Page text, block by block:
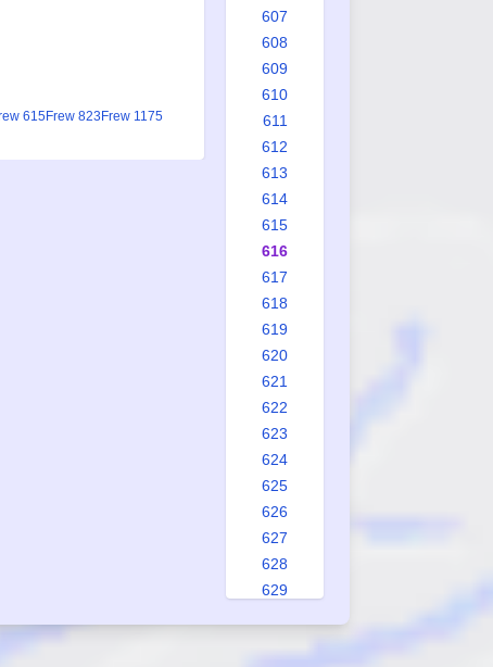
615Frew 823 Frew 1175
607
608
609
610
611
612
613
614
615
616
617
618
619
620
621
622
623
624
625
626
627
628
629